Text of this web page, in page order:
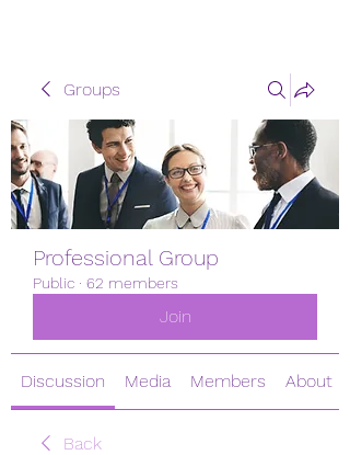
Groups
Professional Group
Public · 62 members
Join
Discussion Media Members About
Back